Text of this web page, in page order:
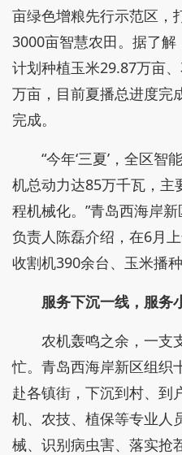
亩绿色增粮先行示范区，
3000亩智慧农田。据了
计划种植玉米29.87万亩
万亩，目前夏播总进度完
完成。
“今年‘三夏’，全区
机总动力达85万千瓦，主
程机械化。”青岛西海岸
负责人陈磊介绍，在6月
收割机390余台、玉米播种
服务下沉一线，服务
农机轰鸣之余，一支
忙。青岛西海岸新区组织
赴各镇街，下沉到村、到
机、农技、植保等专业人
械、识别病虫害、落实抢